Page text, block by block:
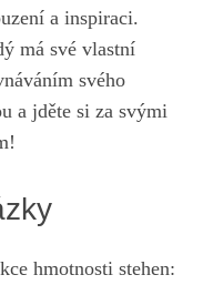
a inspiraci.
má své vlastní
svého
a jděte‍ si ‍za⁢ svými
hmotnosti stehen: